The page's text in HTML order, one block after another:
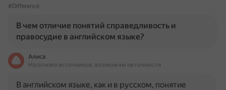
#Difference
В чем отличие понятий справедливость и
правосудие в английском языке?
Алиса
На основе источников, возможны неточности
В английском языке, как и в русском, понятие